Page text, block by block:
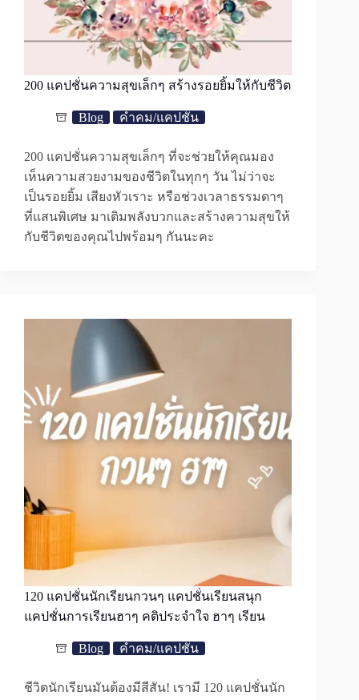
200 แคปชั่นความสุขเล็กๆ สร้างรอยยิ้มให้กับชีวิต
Blog คำคม/แคปชั่น
200 แคปชั่นความสุขเล็กๆ ที่จะช่วยให้คุณมอง
เห็นความสวยงามของชีวิตในทุกๆ วัน ไม่ว่าจะ
เป็นรอยยิ้ม เสียงหัวเราะ หรือช่วงเวลาธรรมดาๆ
ที่แสนพิเศษ มาเติมพลังบวกและสร้างความสุขให้
กับชีวิตของคุณไปพร้อมๆ กันนะคะ
120 แคปชั่นนักเรียนกวนๆ แคปชั่นเรียนสนุก
แคปชั่นการเรียนฮาๆ คติประจำใจ ฮาๆ เรียน
Blog คำคม/แคปชั่น
ชีวิตนักเรียนมันต้องมีสีสัน! เรามี 120 แคปชั่นนัก